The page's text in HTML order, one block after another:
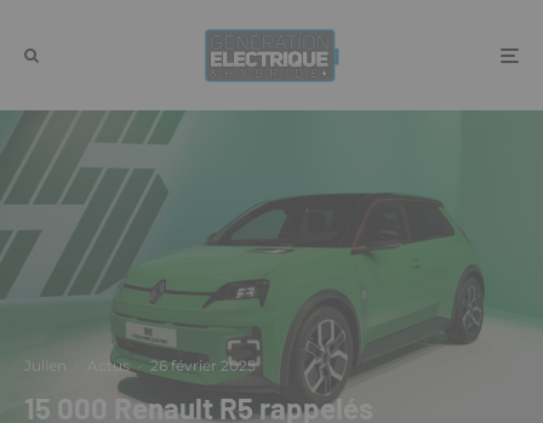
Julien Actus · 26 février 2025
15 000 Renault R5 rappelés